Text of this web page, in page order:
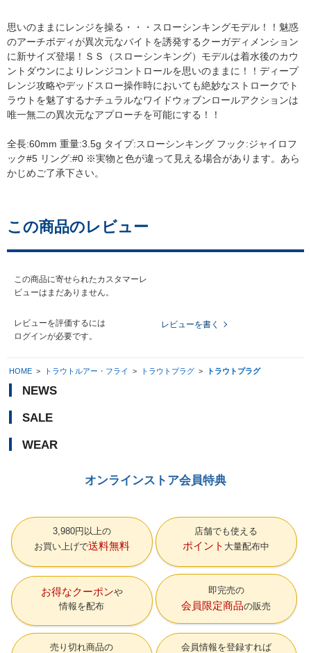
思いのままにレンジを操る・・・スローシンキングモデル！！魅惑
のアーチボディが異次元なバイトを誘発するクーガディメンション
に新サイズ登場！ＳＳ（スローシンキング）モデルは着水後のカウ
ントダウンによりレンジコントロールを思いのままに！！ディープ
レンジ攻略やデッドスロー操作時においても絶妙なストロークでト
ラウトを魅了するナチュラルなワイドウォブンロールアクションは
唯一無二の異次元なアプローチを可能にする！！
全長:60mm 重量:3.5g タイプ:スローシンキング フック:ジャイロフ
ック#5 リング:#0 ※実物と色が違って見える場合があります。あら
かじめご了承下さい。
この商品のレビュー
この商品に寄せられたカスタマーレ
ビューはまだありません。
レビューを評価するには
ログインが必要です。
レビューを書く
HOME > トラウトルアー・フライ > トラウトプラグ > トラウトプラグ
NEWS
SALE
WEAR
オンラインストア会員特典
3,980円以上の
お買い上げで送料無料
店舗でも使える
ポイント 大量配布中
お得なクーポン
情報を配布
即完売の
会員限定商品の販売
売り切れ商品の 会員情報を登録すれば